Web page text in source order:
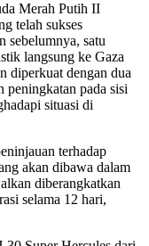
Merah Putih II
telah sukses
sebelumnya, satu
langsung ke Gaza
diperkuat dengan dua
peningkatan pada sisi
situasi di
terhadap
akan dibawa dalam
diberangkatkan
selama 12 hari,